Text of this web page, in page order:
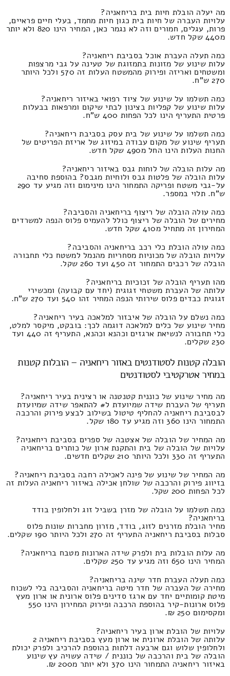
מה יעלה הובלת חיות בית בריחאניה?
עלויות העברה של חיות בית כגון חיות מחמד, בעלי חיים פראיים,
פרות, עגלים, חמורים וזה לא נגמר כאן, המחיר הינו 820 ולא יותר
מ440 שקל חדש.
כמה תעלה העברת אוכל בסביבת ריחאניה?
עלות שינוע של מזונות בתמזוגת של טעינה על גבי מרצפות
ומשטחים ואריזה ופירוק מהמשטח העלות זה 570 ולכל היותר
270 ש"ח.
כמה תשלמו על שינוע של ציוד רפואי באיזור ריחאניה?
עלות שינוע של קפליות בצינון לבתי שיקום ומרפאות בבעלות
פרטית התעריף הינו לכל הפחות 400 ש"ח.
כמה תשלמו על שינוע של בית עסק בסביבת ריחאניה?
תעריף שינוע של מקום עבודה במיזוג של אריזת הפריטים של
החנות העלות הינו החל מ490 שקל חדש.
מה עלות הובלה של לוחות גבס באיזור ריחאניה?
עלות הובלה של פלטות גבס ולוחיות מגבס? בהוספת סחיבה
על-גבי משטח ופריקה התמחור הינו מינימום וזה מגיע עד 290
ש"ח. תלוי במספר.
כמה עולה הובלה של ריצוף בריחאניה והסביבה?
מחירים של הובלה של ריצוף כולל להעמיס פלוס הנפה למשרדים
המחירון זה מתחיל מ410 שקל חדש.
כמה עולה הובלת כלי רכב בריחאניה והסביבה?
עלויות הובלה של מכוניות מסחריות מהנמל למשטח כלי תחבורה
הובלה של רכבים התמחור זה 450 ועד 260 שקל.
מהו תעריף הובלה של זכוכיות בריחאניה?
עלותה של העברת משטחי זגוגית (יחד עם קבועה) ומכשירי
זגוגית כבדים פלוס שירותי הנפה המחיר זהו 540 ועד 270 ש"ח.
כמה נשלם על הובלה של איבזור למלאכה בעיר ריחאניה?
מחיר שינוע של כלים למלאכה דוגמה לכך: בובקט, מיקסר למלט,
כלי תחבורה לנשיאת ארגזים וכהנא וכהנא, התעריף זה 440 ועד
230 שקלים.
הובלה קטנות לסטודנטים באזור ריחאניה – הובלות קטנות
במחיר אטרקטיבי לסטודנטים
מה מחיר שינוע של כוננית קטנטנה או רצינית בעיר ריחאניה?
תעריף של העברת שידה שמיועדת ל# להתאפר שידה שמיועדת
לבסביבת ריחאניה להחליף טיטול בשילוב לבצע פירוק והרכבה
התמחור הינו 360 וזה מגיע עד 180 שקל.
מה המחיר של הובלה של אצטבה של ספרים בסביבת ריחאניה?
עלויות של הובלה של בית והתקנת ארון של כותרים בריחאניה
התעריף זה 330 ולכל היותר 210 שקלים חדשים.
מה המחיר של שינוע של פינה לאכילה רחבה בסביבת ריחאניה?
בזיווג פירוק והרכבה של שולחן אכילה באיזור ריחאניה העלות זה
לכל הפחות 200 שקל.
כמה תשלמו על הובלה של מזרן בשביל זוג ולחלופין בודד
בריחאניה?
מחיר הובלת מזרנים לזוג, בודד, מזרון מחברות שונות פלוס
סבלות בסביבת ריחאניה התעריף זה 270 ולכל היותר 190 שקלים.
מה עלות הובלות בית ולפרק שידה הארונות מטבח בריחאניה?
המחיר הינו 650 וזה מגיע עד 250 שקלים.
כמה תעלה העברת חדר שינה בריחאניה?
מחירה של העברה של חדר מיטה בריחאניה והסביבה בלי לשכוח
מיטת קומותיים יחד עם ארגז סדינים פלוס ארונית או ארון מעץ
פלוס ארונות-קיר בהוספת הרכבה ופירוק המחירון הינו 550
ומקסימום 250 ₪.
עלויות של הובלת ארון בעיר ריחאניה?
עלותה של הובלת ארונית או ארון מעץ בסביבת ריחאניה 2
ולחלופין שלוש וגם ארבעה דלתות בהוספת להרכיב ולפרק יכולת
הובלה של בית והרכבה של כוננית / שידה עשויה עץ שינוע
באיזור ריחאניה התמחור הינו 370 ולא יותר מ200 ₪.